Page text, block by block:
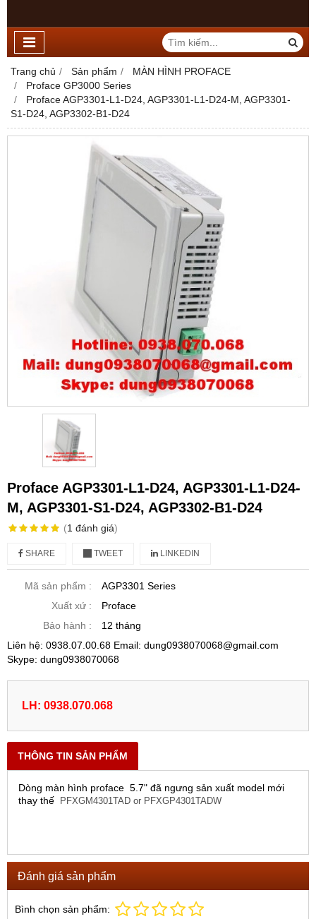
Trang chủ Sản phẩm
MÀN HÌNH PROFACE
Proface GP3000 Series
Proface AGP3301-L1-D24, AGP3301-L1-D24-M, AGP3301-
S1-D24, AGP3302-B1-D24
Proface AGP3301-L1-D24, AGP3301-L1-D24-
M, AGP3301-S1-D24, AGP3302-B1-D24
(1 đánh giá)
SHARE TWEET LINKEDIN
Mã sản phẩm :
AGP3301 Series
Xuất xứ :
Proface
Bảo hành :
12 tháng
Liên hệ: 0938.07.00.68 Email: dung0938070068@gmail.com
Skype: dung0938070068
LH: 0938.070.068
THÔNG TIN SẢN PHẨM
Dòng màn hình proface 5.7" đã ngưng sản xuất model mới
thay thế PFXGM4301TAD or PFXGP4301TADW
Đánh giá sản phẩm
Bình chọn sản phẩm: